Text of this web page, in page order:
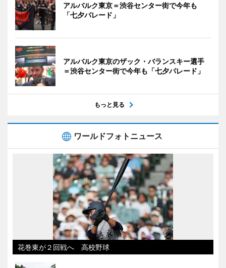
アルバルク東京＝渋谷センター街で今年も
「七夕パレード」
アルバルク東京のザック・バランスキー選手
＝渋谷センター街で今年も「七夕パレード」
もっと見る
ワールドフォトニュース
花巻東が２回戦へ 高校野球